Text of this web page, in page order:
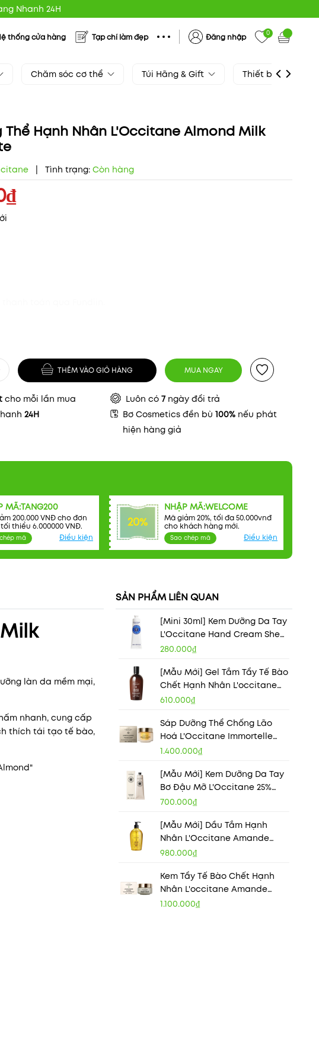
Nhanh 24H
thống cửa hàng Tạp chí làm đẹp Đăng nhập 0
Chăm sóc cơ thể Túi Hãng & Gift Thiết bị làm đẹp
Thể Hạnh Nhân L'Occitane Almond Milk
Tình trạng: Còn hàng
THÊM VÀO GIỎ HÀNG MUA NGAY
cho mỗi lần mua Luôn có 7 ngày đổi trả
24H Bơ Cosmetics đền bù100% nếu phát
hiện hàng giả
MÃ:TANG200
200.000 VNĐ cho đơn
thiểu 6.000000 VNĐ.
mã Điều kiện
20%
NHẬP MÃ:WELCOME
Mã giảm 20%, tối đa 50.000vnđ
cho khách hàng mới.
Sao chép mã Điều kiện
làn da mềm mại,
nhanh, cung cấp
thích tái tạo tế bào,
SẢN PHẨM LIÊN QUAN
[Mini 30ml] Kem Dưỡng Da Tay
L'Occitane Hand Cream Shea
Butter 20%
280.000₫
[Mẫu Mới] Gel Tắm Tẩy Tế Bào
Chết Hạnh Nhân L'occitane
Amande Exfoliating Shower
610.000₫
Sáp Dưỡng Thể Chống Lão
Hoá L'Occitane Immortelle
Divine Pro Youth Body Balm
1.400.000₫
[Mẫu Mới] Kem Dưỡng Da Tay
Bơ Đậu Mỡ L'Occitane 25%
Shea Butter Intensive Hand
700.000₫
[Mẫu Mới] Dầu Tắm Hạnh
Nhân L'Occitane Amande
Sublime Shower Oil
980.000₫
Kem Tẩy Tế Bào Chết Hạnh
Nhân L'occitane Amande
Sublime Polishing Paste (Pâte
1.100.000₫